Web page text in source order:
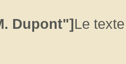
Dupont"]Le